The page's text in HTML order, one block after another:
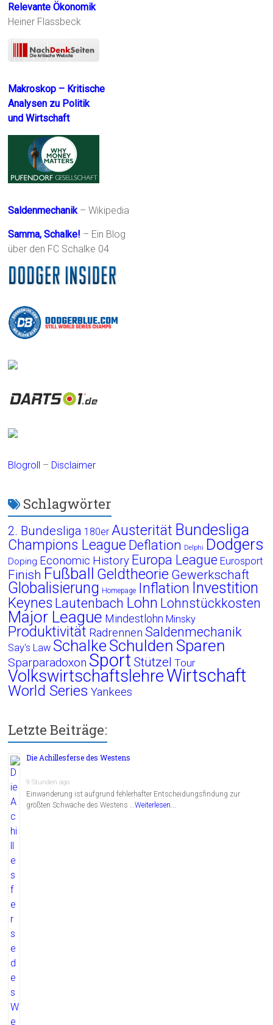
Relevante Ökonomik
Heiner Flassbeck
Makroskop – Kritische
Analysen zu Politik
und Wirtschaft
Saldenmechanik– Wikipedia
Samma, Schalke! – Ein Blog
über den FC Schalke 04
Blogroll – Disclaimer
Schlagwörter
2. Bundesliga 180er Austerität Bundesliga
Champions League Deflation Delphi Dodgers
Doping Economic History Europa League Eurosport
Finish Fußball Geldtheorie Gewerkschaft
Globalisierung Homepage Inflation Investition
Keynes Lautenbach Lohn Lohnstückkosten
Major League Mindestlohn Minsky
Produktivität Radrennen Saldenmechanik
Say's Law Schalke Schulden Sparen
Sparparadoxon Sport Stützel Tour
VolkswirtschaftslehreWirtschaft
World Series Yankees
Letzte Beiträge:
Die Achillesferse des Westens
9 Stunden ago
Einwanderung ist aufgrund fehlerhafter Entscheidungsfindung zur
größten Schwäche des Westens …Weiterlesen...